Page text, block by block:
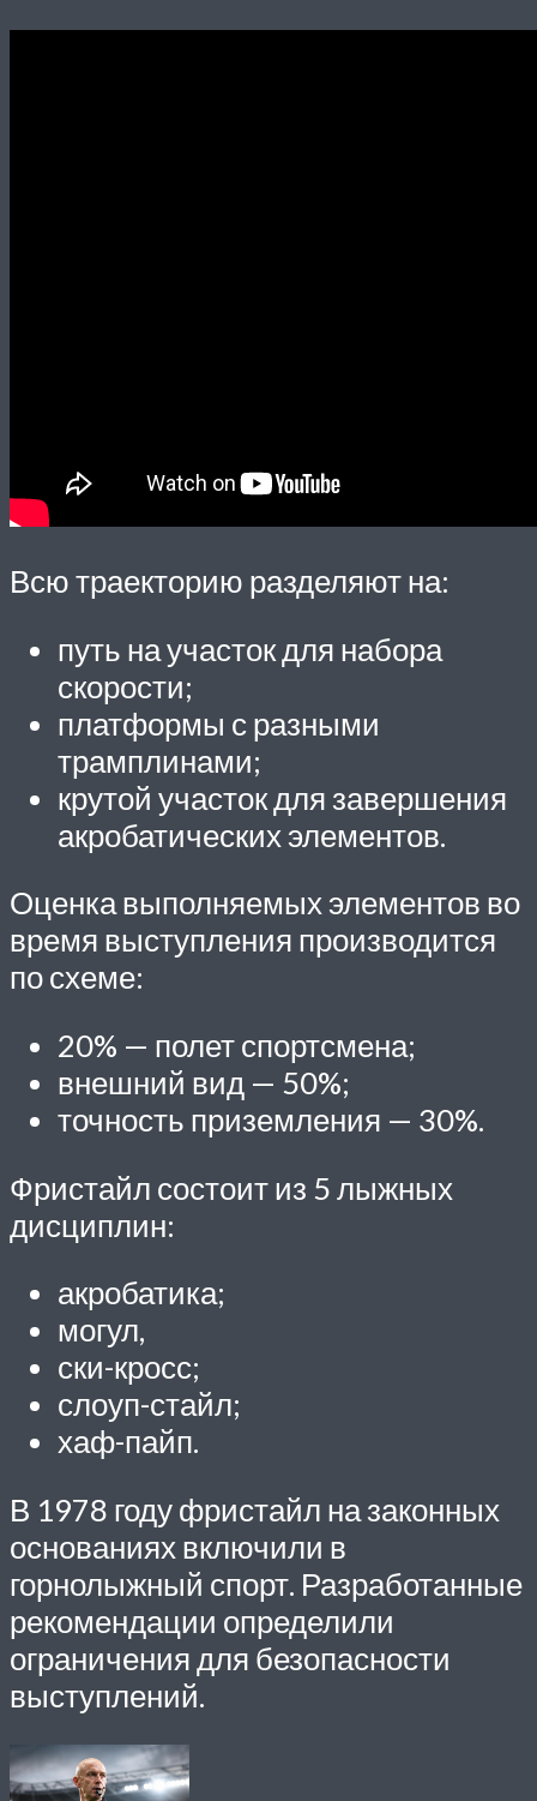
Всю траекторию разделяют на:
путь на участок для набора
скорости;
платформы с разными
трамплинами;
крутой участок для завершения
акробатических элементов.
Оценка выполняемых элементов во
время выступления производится
по схеме:
20% — полет спортсмена;
внешний вид — 50%;
точность приземления — 30%.
Фристайл состоит из 5 лыжных
дисциплин:
акробатика;
могул,
ски-кросс;
слоуп-стайл;
хаф-пайп.
В 1978 году фристайл на законных
основаниях включили в
горнолыжный спорт. Разработанные
рекомендации определили
ограничения для безопасности
выступлений.